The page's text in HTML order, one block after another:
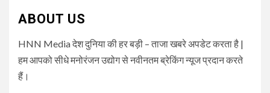
ABOUT US
HNN Media देश दुनिया की हर बड़ी – ताजा खबरे अपडेट करता है |
हम आपको सीधे मनोरंजन उद्योग से नवीनतम ब्रेकिंग न्यूज प्रदान करते
हैं।